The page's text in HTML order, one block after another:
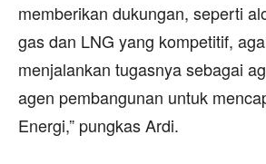
memberikan dukungan, seperti
gas dan LNG yang kompetitif,
menjalankan tugasnya sebagai
agen pembangunan untuk
Energi,” pungkas Ardi.